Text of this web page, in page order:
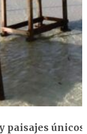
paisajes únicos